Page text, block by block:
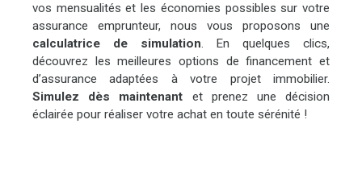
vos mensualités et les économies possibles sur votre
assurance emprunteur, nous vous proposons une
calculatrice de simulation. En quelques clics,
découvrez les meilleures options de financement et
d’assurance adaptées à votre projet immobilier.
Simulez dès maintenant et prenez une décision
éclairée pour réaliser votre achat en toute sérénité !